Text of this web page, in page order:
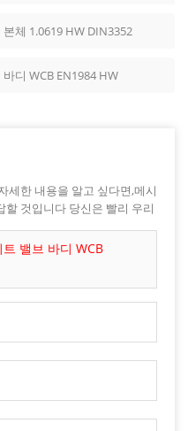
체 1.0619 HW DIN3352
디 WCB EN1984 HW
세한 내용을 알고 싶다면,메시
것입니다 당신은 빨리 우리
밸브 바디 WCB